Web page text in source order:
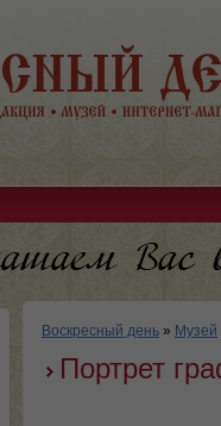
Воскресный день » Музей
Портрет